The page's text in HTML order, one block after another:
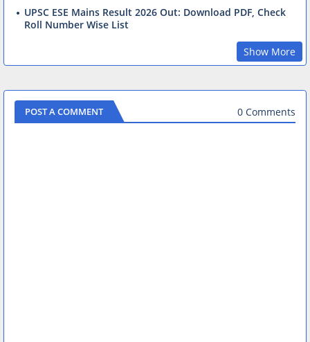
UPSC ESE Mains Result 2026 Out: Download PDF, Check
Roll Number Wise List
Show More
POST A COMMENT 0 Comments